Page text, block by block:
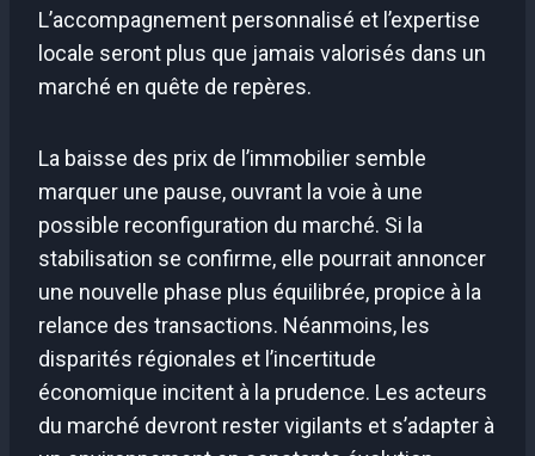
L’accompagnement personnalisé et l’expertise
locale seront plus que jamais valorisés dans un
marché en quête de repères.
La baisse des prix de l’immobilier semble
marquer une pause, ouvrant la voie à une
possible reconfiguration du marché. Si la
stabilisation se confirme, elle pourrait annoncer
une nouvelle phase plus équilibrée, propice à la
relance des transactions. Néanmoins, les
disparités régionales et l’incertitude
économique incitent à la prudence. Les acteurs
du marché devront rester vigilants et s’adapter à